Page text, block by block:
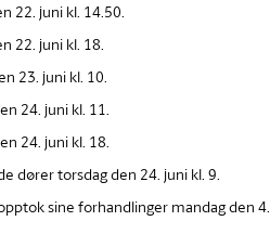
22. juni kl. 14.50.
22. juni kl. 18.
23. juni kl. 10.
24. juni kl. 11.
24. juni kl. 18.
dører torsdag den 24. juni kl. 9.
sine forhandlinger mandag den 4.